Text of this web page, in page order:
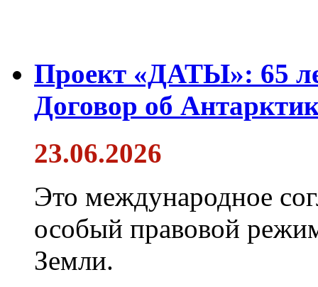
Проект «ДАТЫ»: 65
Договор об
23.06.2026
Это международное
особый правовой
Земли.